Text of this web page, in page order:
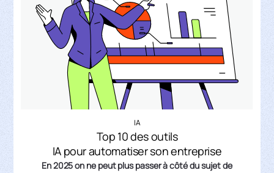
IA
Top 10 des outils
IA pour automatiser son entreprise
En 2025 on ne peut plus passer à côté du sujet de